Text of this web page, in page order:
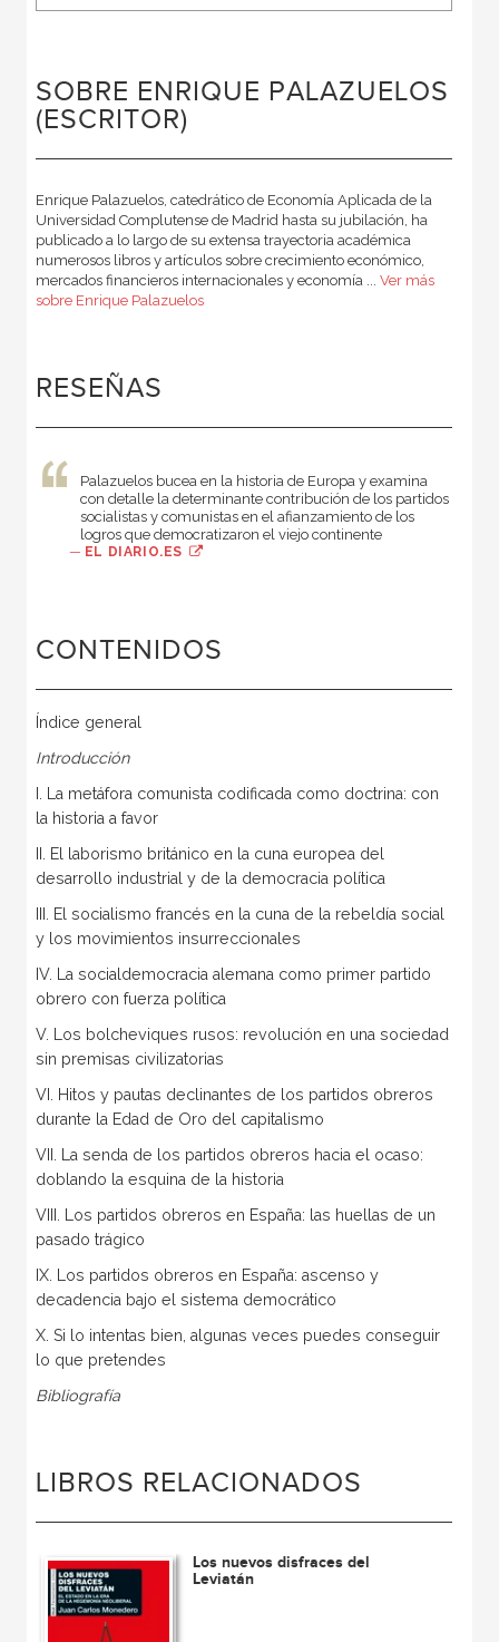
SOBRE ENRIQUE PALAZUELOS
(ESCRITOR)
Enrique Palazuelos, catedrático de Economía Aplicada de la
Universidad Complutense de Madrid hasta su jubilación, ha
publicado a lo largo de su extensa trayectoria académica
numerosos libros y artículos sobre crecimiento económico,
mercados financieros internacionales y economía ... Ver más
sobre Enrique Palazuelos
RESEÑAS
Palazuelos bucea en la historia de Europa y examina
con detalle la determinante contribución de los partidos
socialistas y comunistas en el afianzamiento de los
logros que democratizaron el viejo continente
— EL DIARIO.ES
CONTENIDOS
Índice general
Introducción
I. La metáfora comunista codificada como doctrina: con
la historia a favor
II. El laborismo británico en la cuna europea del
desarrollo industrial y de la democracia política
III. El socialismo francés en la cuna de la rebeldía social
y los movimientos insurreccionales
IV. La socialdemocracia alemana como primer partido
obrero con fuerza política
V. Los bolcheviques rusos: revolución en una sociedad
sin premisas civilizatorias
VI. Hitos y pautas declinantes de los partidos obreros
durante la Edad de Oro del capitalismo
VII. La senda de los partidos obreros hacia el ocaso:
doblando la esquina de la historia
VIII. Los partidos obreros en España: las huellas de un
pasado trágico
IX. Los partidos obreros en España: ascenso y
decadencia bajo el sistema democrático
X. Si lo intentas bien, algunas veces puedes conseguir
lo que pretendes
Bibliografía
LIBROS RELACIONADOS
Los nuevos disfraces del
Leviatán